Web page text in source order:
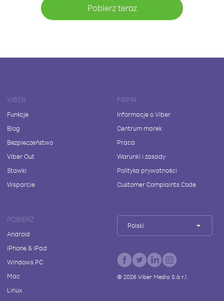
Pobierz teraz
VIBER
Funkcje
Blog
Bezpieczeństwo
Viber Out
Stawki
Wsparcie
FIRMA
Informacje o Viber
Centrum marek
Praca
Warunki i zasady
Polityka prywatności
Customer Complaints Code
POBIERZ
Android
iPhone & iPad
Windows PC
Mac
Linux
Polski
© 2026Viber Media S.à r.l.